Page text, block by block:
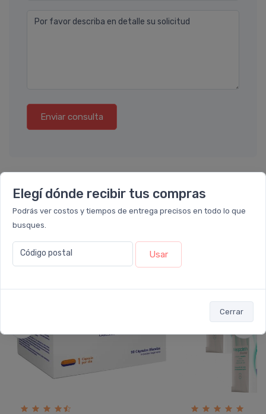
Elegí dónde recibir tus compras
Podrás ver costos y tiempos de entrega precisos en todo lo que
busques.
Código postal Usar
Cerrar
Por favor describa en detalle su solicitud
Enviar consulta
También te recomendamos...
40%